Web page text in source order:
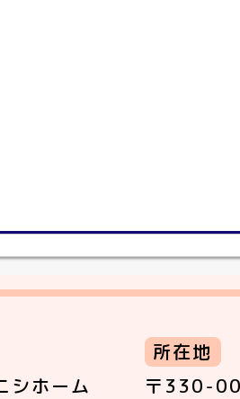
シホーム
所在地
〒330-